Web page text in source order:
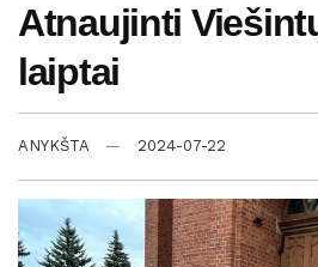
Atnaujinti
laiptai
ANYKŠTA 2024-07-22